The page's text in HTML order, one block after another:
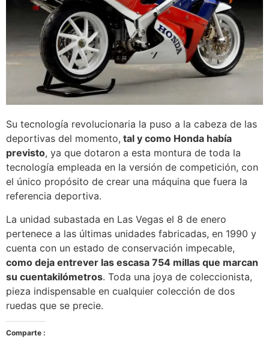
Su tecnología revolucionaria la puso a la cabeza de las
deportivas del momento, tal y como Honda había
previsto, ya que dotaron a esta montura de toda la
tecnología empleada en la versión de competición, con
el único propósito de crear una máquina que fuera la
referencia deportiva.
La unidad subastada en Las Vegas el 8 de enero
pertenece a las últimas unidades fabricadas, en 1990 y
cuenta con un estado de conservación impecable,
como deja entrever las escasa 754 millas que marcan
su cuentakilómetros. Toda una joya de coleccionista,
pieza indispensable en cualquier colección de dos
ruedas que se precie.
Comparte :